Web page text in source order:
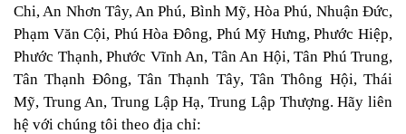
Chi, An Nhơn Tây, An Phú, Bình Mỹ, Hòa Phú, Nhuận Đức,
Phạm Văn Cội, Phú Hòa Đông, Phú Mỹ Hưng, Phước Hiệp,
Phước Thạnh, Phước Vĩnh An, Tân An Hội, Tân Phú Trung,
Tân Thạnh Đông, Tân Thạnh Tây, Tân Thông Hội, Thái
Mỹ, Trung An, Trung Lập Hạ, Trung Lập Thượng. Hãy liên
hệ với chúng tôi theo địa chỉ: